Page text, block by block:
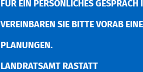
FÜR EIN PERSÖNLICHES GESPRÄCH
EREINBAREN SIE BITTE VORAB
LANUNGEN.
LANDRATSAMT RASTATT